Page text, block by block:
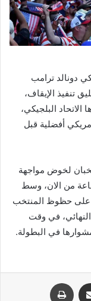
دونالد ترامب
تنفيذ الإيقاف،
البلجيكي،
أفضلية قبل
لخوض مواجهة
من الان، وسط
على حظوظ المنتخب
في وقت
في البطولة.
مشاركة عبر البريد